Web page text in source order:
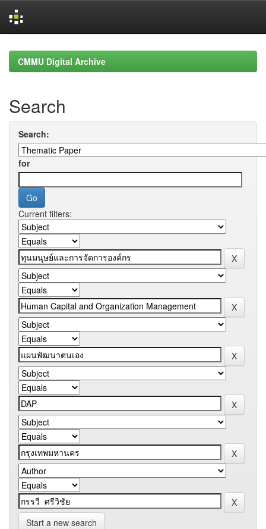
navigationCMMU Digital Archive
Search
Search:
for
Current filters:
Start a new search